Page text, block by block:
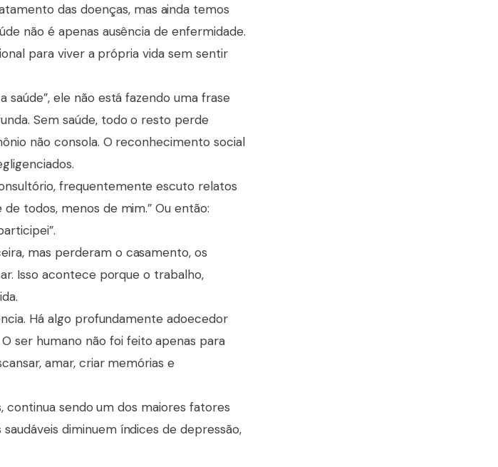
das doenças, mas ainda temos
não é apenas ausência de enfermidade.
para viver a própria vida sem sentir
saúde”, ele não está fazendo uma frase
Sem saúde, todo o resto perde
não consola. O reconhecimento social
frequentemente escuto relatos
todos, menos de mim.” Ou então:
mas perderam o casamento, os
Isso acontece porque o trabalho,
Há algo profundamente adoecedor
ser humano não foi feito apenas para
amar, criar memórias e
continua sendo um dos maiores fatores
diminuem índices de depressão,